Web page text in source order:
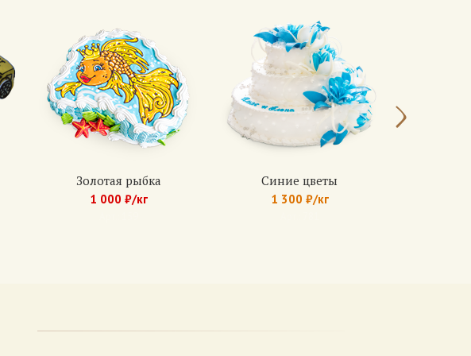
Золотая рыбка
1 000 ₽/кг
Синие цветы
1 300 ₽/кг